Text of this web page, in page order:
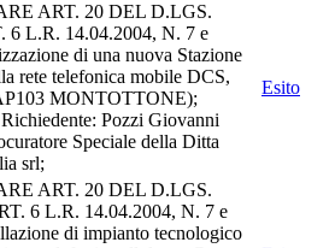
ART. 20 DEL D.LGS.
6 L.R. 14.04.2004, N. 7 e
di una nuova Stazione
rete telefonica mobile DCS,
MONTOTTONE);
Pozzi Giovanni
Speciale della Ditta
srl;
Esito
ART. 20 DEL D.LGS.
6 L.R. 14.04.2004, N. 7 e
di impianto tecnologico